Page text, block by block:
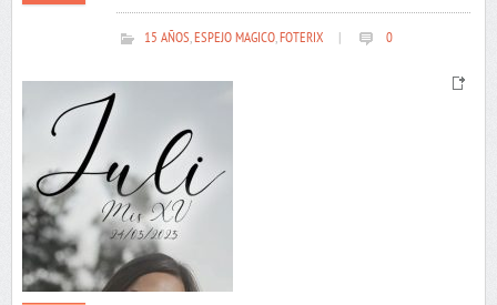
15 AÑOS,ESPEJO MAGICO,FOTERIX 0